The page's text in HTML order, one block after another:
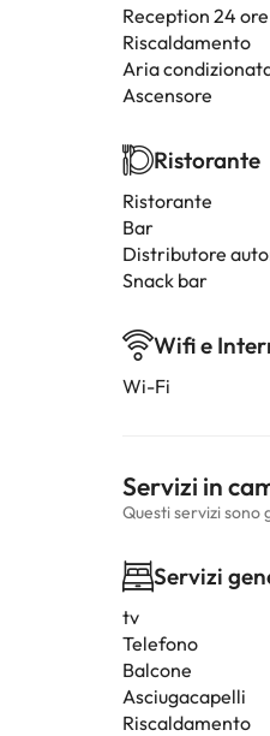
Reception 24 ore
Riscaldamento
Aria
Ascensore
Ristorante
Ristorante
Bar
Distributore
Snack bar
Wifi e
Wi-Fi
Servizi in
Questi servizi sono
Servizi
tv
Telefono
Balcone
Asciugacapelli
Riscaldamento